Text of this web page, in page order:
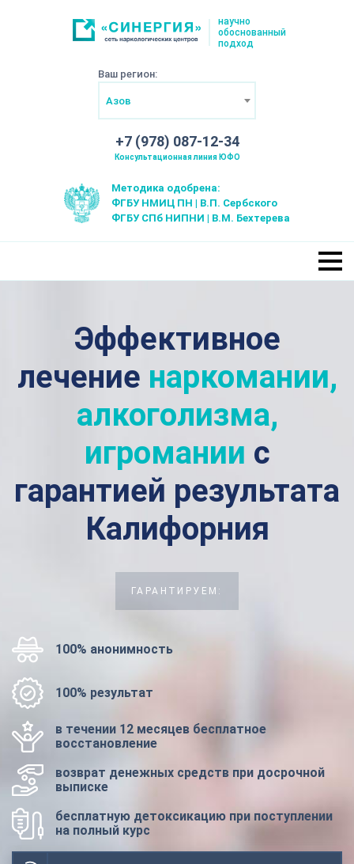
научно
обоснованный
подход
Ваш регион:
Азов
+7 (978) 087-12-34
Консультационная линия ЮФО
Методика одобрена:
ФГБУ НМИЦ ПН | В.П. Сербского
ФГБУ СПб НИПНИ | В.М. Бехтерева
Эффективное
лечение наркомании,
алкоголизма,
игромании с
гарантией результата
Калифорния
ГАРАНТИРУЕМ:
100% анонимность
100% результат
в течении 12 месяцев бесплатное
восстановление
возврат денежных средств при досрочной
выписке
бесплатную детоксикацию при поступлении
на полный курс